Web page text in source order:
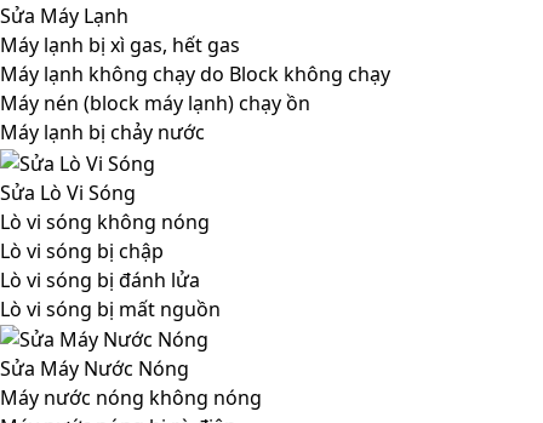
Sửa Máy Lạnh
Máy lạnh bị xì gas, hết gas
Máy lạnh không chạy do Block không chạy
Máy nén (block máy lạnh) chạy ồn
Máy lạnh bị chảy nước
Sửa Lò Vi Sóng
Lò vi sóng không nóng
Lò vi sóng bị chập
Lò vi sóng bị đánh lửa
Lò vi sóng bị mất nguồn
Sửa Máy Nước Nóng
Máy nước nóng không nóng